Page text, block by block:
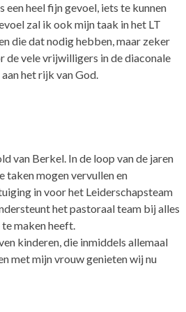
heel fijn gevoel, iets te kunnen
zal ik ook mijn taak in het LT
die dat nodig hebben, maar zeker
de vele vrijwilligers in de diaconale
het rijk van God.
van Berkel. In de loop van de jaren
taken mogen vervullen en
in voor het Leiderschapsteam
het pastoraal team bij alles
maken heeft.
kinderen, die inmiddels allemaal
met mijn vrouw genieten wij nu